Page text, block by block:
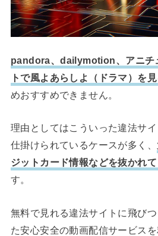
pandora、dailymotion、アニチ
トで風よあらしよ（ドラマ）を
めおすすめできません。
理由としてはこういった違法サ
仕掛けられているケースが多く、
ジットカード情報などを抜かれ
す。
無料で見れる違法サイトに飛び
た安心安全の動画配信サービス